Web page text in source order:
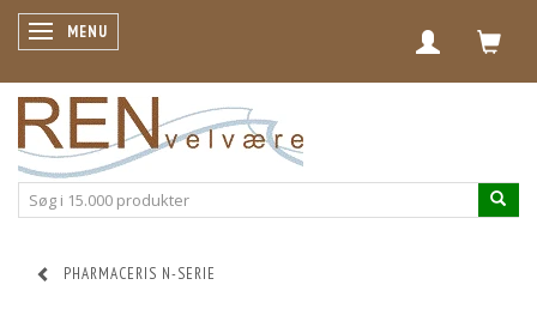
SKIFTE NAVIGATION
MENU
PHARMACERIS N-SERIE